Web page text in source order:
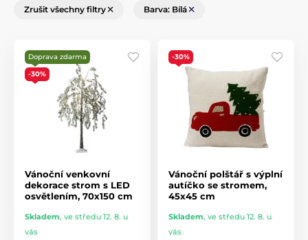
Zrušit všechny filtry Barva: Bílá
Doprava zdarma
-30%
Vánoční venkovní
dekorace strom s LED
osvětlením, 70x150 cm
Skladem, ve středu 12. 8. u
vás
-30%
Vánoční polštář s výplní
autíčko se stromem,
45x45 cm
Skladem, ve středu 12. 8. u
vás